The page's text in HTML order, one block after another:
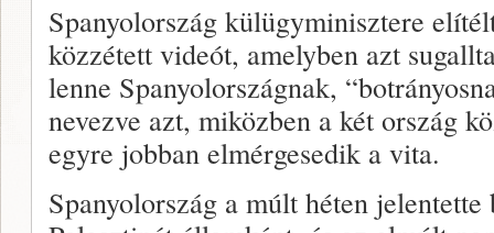
Spanyolország külügyminisztere
közzétett videót, amelyben azt
lenne Spanyolországnak,
nevezve azt, miközben a két ország
egyre jobban elmérgesedik a vita.
Spanyolország a múlt héten